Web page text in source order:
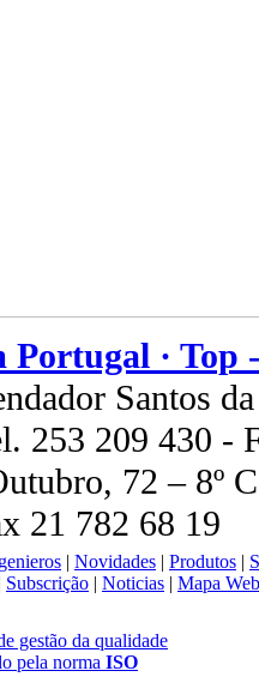
Portugal ·
Santos
253 209 430 -
72 – 8º
21 782 68 19
| Novidades | Produtos |
Subscrição | Noticias | Mapa Web
gestão da qualidade
pela norma ISO